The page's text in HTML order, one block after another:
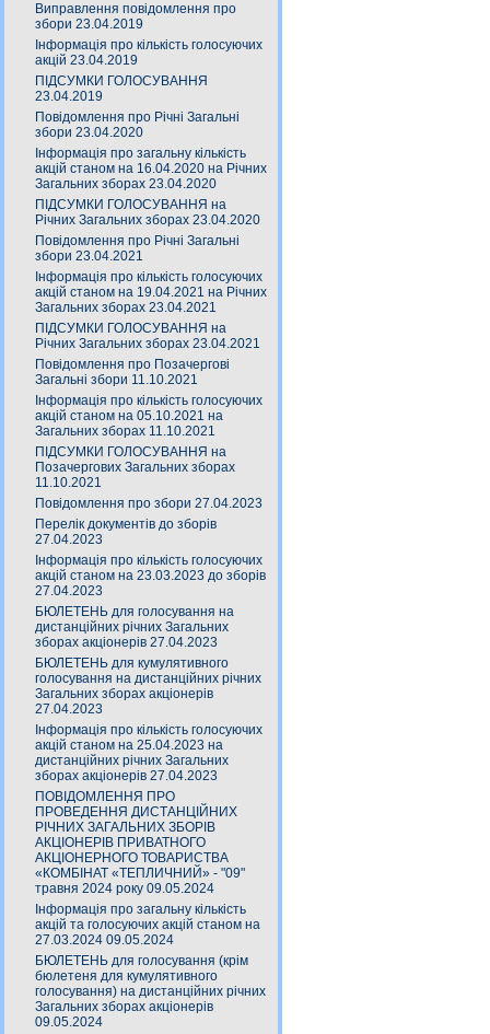
Виправлення повідомлення про
збори 23.04.2019
Інформація про кількість голосуючих
акцій 23.04.2019
ПІДСУМКИ ГОЛОСУВАННЯ
23.04.2019
Повідомлення про Річні Загальні
збори 23.04.2020
Інформація про загальну кількість
акцій станом на 16.04.2020 на Річних
Загальних зборах 23.04.2020
ПІДСУМКИ ГОЛОСУВАННЯ на
Річних Загальних зборах 23.04.2020
Повідомлення про Річні Загальні
збори 23.04.2021
Інформація про кількість голосуючих
акцій станом на 19.04.2021 на Річних
Загальних зборах 23.04.2021
ПІДСУМКИ ГОЛОСУВАННЯ на
Річних Загальних зборах 23.04.2021
Повідомлення про Позачергові
Загальні збори 11.10.2021
Інформація про кількість голосуючих
акцій станом на 05.10.2021 на
Загальних зборах 11.10.2021
ПІДСУМКИ ГОЛОСУВАННЯ на
Позачергових Загальних зборах
11.10.2021
Повідомлення про збори 27.04.2023
Перелік документів до зборів
27.04.2023
Інформація про кількість голосуючих
акцій станом на 23.03.2023 до зборів
27.04.2023
БЮЛЕТЕНЬ для голосування на
дистанційних річних Загальних
зборах акціонерів 27.04.2023
БЮЛЕТЕНЬ для кумулятивного
голосування на дистанційних річних
Загальних зборах акціонерів
27.04.2023
Інформація про кількість голосуючих
акцій станом на 25.04.2023 на
дистанційних річних Загальних
зборах акціонерів 27.04.2023
ПОВІДОМЛЕННЯ ПРО
ПРОВЕДЕННЯ ДИСТАНЦІЙНИХ
РІЧНИХ ЗАГАЛЬНИХ ЗБОРІВ
АКЦІОНЕРІВ ПРИВАТНОГО
АКЦІОНЕРНОГО ТОВАРИСТВА
«КОМБІНАТ «ТЕПЛИЧНИЙ» - "09"
травня 2024 року 09.05.2024
Інформація про загальну кількість
акцій та голосуючих акцій станом на
27.03.2024 09.05.2024
БЮЛЕТЕНЬ для голосування (крім
бюлетеня для кумулятивного
голосування) на дистанційних річних
Загальних зборах акціонерів
09.05.2024